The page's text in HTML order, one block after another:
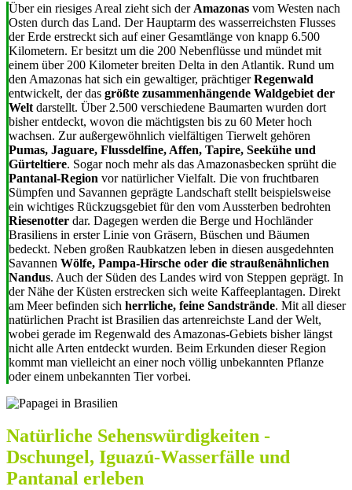
Über ein riesiges Areal zieht sich der Amazonas vom Westen nach
Osten durch das Land. Der Hauptarm des wasserreichsten Flusses
der Erde erstreckt sich auf einer Gesamtlänge von knapp 6.500
Kilometern. Er besitzt um die 200 Nebenflüsse und mündet mit
einem über 200 Kilometer breiten Delta in den Atlantik. Rund um
den Amazonas hat sich ein gewaltiger, prächtigerRegenwald
entwickelt, der das größte zusammenhängende Waldgebiet der
Welt darstellt. Über 2.500 verschiedene Baumarten wurden dort
bisher entdeckt, wovon die mächtigsten bis zu 60 Meter hoch
wachsen. Zur außergewöhnlich vielfältigen Tierwelt gehören
Pumas, Jaguare, Flussdelfine, Affen, Tapire, Seekühe und
Gürteltiere. Sogar noch mehr als das Amazonasbecken sprüht die
Pantanal-Region vor natürlicher Vielfalt. Die von fruchtbaren
Sümpfen und Savannen geprägte Landschaft stellt beispielsweise
ein wichtiges Rückzugsgebiet für den vom Aussterben bedrohten
Riesenotter dar. Dagegen werden die Berge und Hochländer
Brasiliens in erster Linie von Gräsern, Büschen und Bäumen
bedeckt. Neben großen Raubkatzen leben in diesen ausgedehnten
Savannen Wölfe, Pampa-Hirsche oder die straußenähnlichen
Nandus. Auch der Süden des Landes wird von Steppen geprägt. In
der Nähe der Küsten erstrecken sich weite Kaffeeplantagen. Direkt
am Meer befinden sich herrliche, feine Sandstrände. Mit all dieser
natürlichen Pracht ist Brasilien das artenreichste Land der Welt,
wobei gerade im Regenwald des Amazonas-Gebiets bisher längst
nicht alle Arten entdeckt wurden. Beim Erkunden dieser Region
kommt man vielleicht an einer noch völlig unbekannten Pflanze
oder einem unbekannten Tier vorbei.
Natürliche Sehenswürdigkeiten -
Dschungel, Iguazú-Wasserfälle und
Pantanal erleben